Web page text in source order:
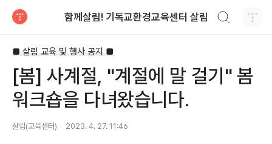
함께살림! 기독교환경교육센터 살림
■ 살림 교육 및 행사 공지 ■
[봄] 사계절, "계절에 말 걸기" 봄
워크숍을 다녀왔습니다.
살림(교육센터) 2023. 4. 27. 11:46